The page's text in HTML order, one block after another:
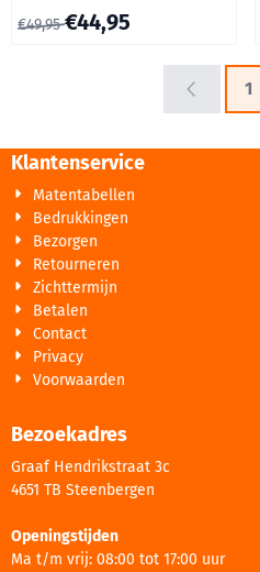
Van 49,95 voor 44,95
€49,95€44,95
1
Klantenservice
Matentabellen
Bedrukkingen
Bezorgen
Retourneren
Zichttermijn
Betalen
Contact
Privacy
Voorwaarden
Bezoekadres
Graaf Hendrikstraat 3c
4651 TB Steenbergen
Openingstijden
Ma t/m vrij: 08:00 tot 17:00 uur